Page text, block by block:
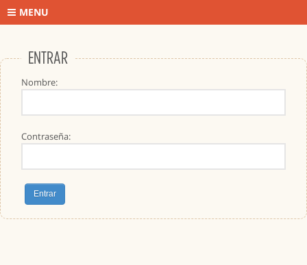
MENU
ENTRAR
Nombre:
Contraseña: